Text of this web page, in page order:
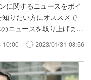
に関するニュースをポイ
りたい方にオススメで
ニュースを取り上げま
10:00 2023/01/31 08:56